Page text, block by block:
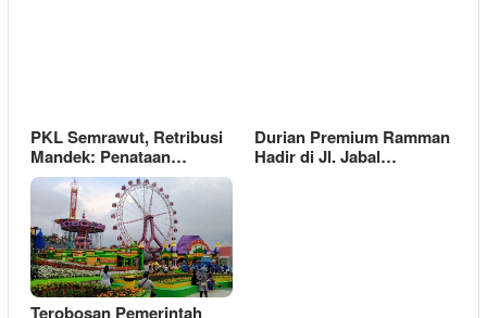
PKL Semrawut, Retribusi
Mandek: Penataan…
Durian Premium Ramman
Hadir di Jl. Jabal…
Terobosan Pemerintah